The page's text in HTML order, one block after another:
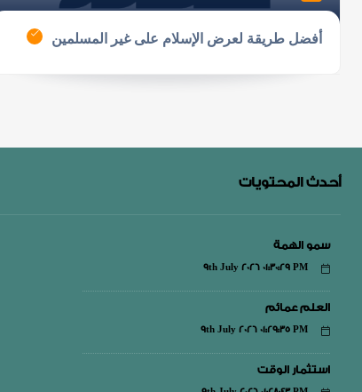
أفضل طريقة لعرض الإسلام على غير المسلمين
أحدث المحتويات
سمو الهمة
9th July 2026 01:30:29 PM
العلم عمائم
9th July 2026 01:29:35 PM
استثمار الوقت